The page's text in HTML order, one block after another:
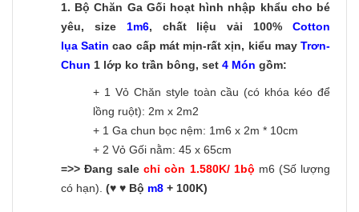
1. Bộ Chăn Ga Gối hoạt hình nhập khẩu cho bé
yêu, size 1m6, chất liệu vải 100%Cotton
lụa Satin cao cấp mát mịn-rất xịn, kiểu may Trơn-
Chun 1 lớp ko trần bông, set 4 Món gồm:
+ 1 Vỏ Chăn style toàn cầu (có khóa kéo để
lồng ruột): 2m x 2m2
+ 1 Ga chun bọc nệm: 1m6 x 2m * 10cm
+ 2 Vỏ Gối nằm: 45 x 65cm
=>> Đang salechỉ còn 1.580K/ 1bộ m6 (Số lượng
có hạn). (♥ ♥ Bộ m8 + 100K)